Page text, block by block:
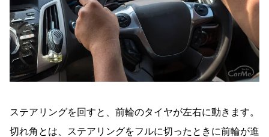
ステアリングを回すと、前輪のタイヤが左右に動きます。
切れ角とは、ステアリングをフルに切ったときに前輪が進